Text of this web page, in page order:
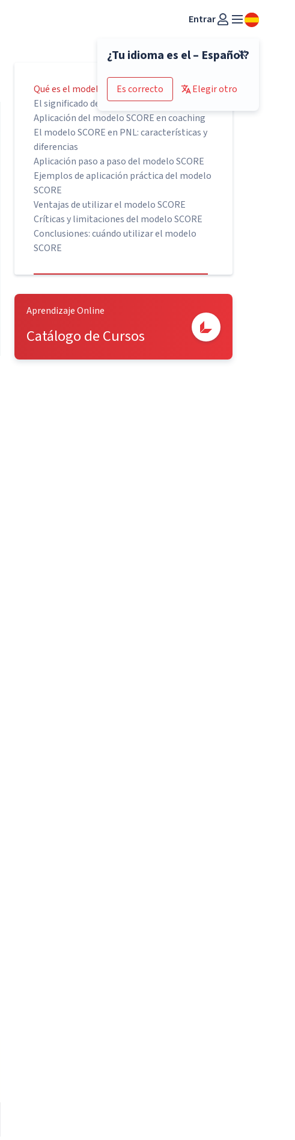
Entrar
¿Tu idioma es el – Español?
Es correcto Elegir otro
Qué es el modelo SCORE: definición y origen
El significado del acrónimo SCORE
Aplicación del modelo SCORE en coaching
El modelo SCORE en PNL: características y
diferencias
Aplicación paso a paso del modelo SCORE
Ejemplos de aplicación práctica del modelo
SCORE
Ventajas de utilizar el modelo SCORE
Críticas y limitaciones del modelo SCORE
Conclusiones: cuándo utilizar el modelo
SCORE
Aprendizaje Online
Catálogo de Cursos